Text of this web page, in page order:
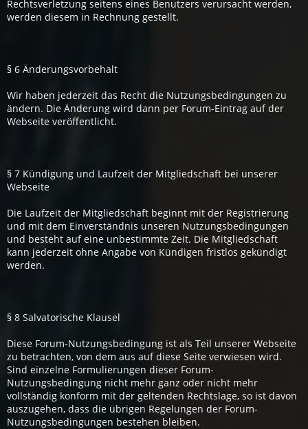
Rechtsverletzung seitens eines Benutzers verursacht werden,
werden diesem in Rechnung gestellt.
§ 6 Änderungsvorbehalt
Wir haben jederzeit das Recht die Nutzungsbedingungen zu
ändern. Die Änderung wird dann per Forum-Eintrag auf der
Webseite veröffentlicht.
§ 7 Kündigung und Laufzeit der Mitgliedschaft bei unserer
Webseite
Die Laufzeit der Mitgliedschaft beginnt mit der Registrierung
und mit dem Einverständnis unseren Nutzungsbedingungen
und besteht auf eine unbestimmte Zeit. Die Mitgliedschaft
kann jederzeit ohne Angabe von Kündigen fristlos gekündigt
werden.
§ 8 Salvatorische Klausel
Diese Forum-Nutzungsbedingung ist als Teil unserer Webseite
zu betrachten, von dem aus auf diese Seite verwiesen wird.
Sind einzelne Formulierungen dieser Forum-
Nutzungsbedingung nicht mehr ganz oder nicht mehr
vollständig konform mit der geltenden Rechtslage, so ist davon
auszugehen, dass die übrigen Regelungen der Forum-
Nutzungsbedingungen bestehen bleiben.